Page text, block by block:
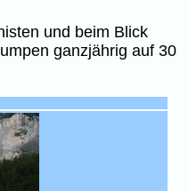
und beim Blick
ganzjährig auf 30